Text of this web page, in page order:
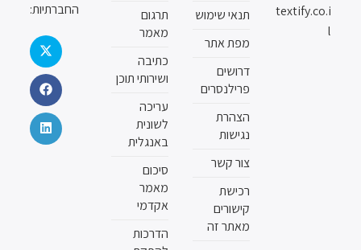
textify.co.i
l
תנאי שימוש
מפת אתר
דרושים
פרילנסרים
הצהרת
נגישות
צור קשר
רכישת
קישורים
מאתר זה
תרגום
מאמר
כתיבה
ושירותי תוכן
עריכה
לשונית
באנגלית
סיכום
מאמר
אקדמי
הדרכות
החברתיות: